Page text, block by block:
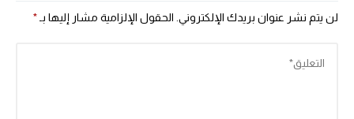
لن يتم نشر عنوان بريدك الإلكتروني. الحقول الإلزامية مشار إليها بـ *